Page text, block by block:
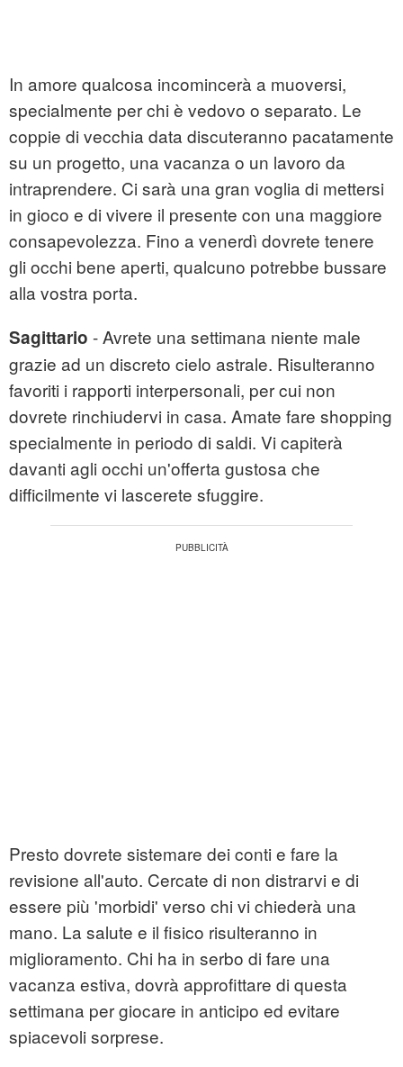
In amore qualcosa incomincerà a muoversi,
specialmente per chi è vedovo o separato. Le
coppie di vecchia data discuteranno pacatamente
su un progetto, una vacanza o un lavoro da
intraprendere. Ci sarà una gran voglia di mettersi
in gioco e di vivere il presente con una maggiore
consapevolezza. Fino a venerdì dovrete tenere
gli occhi bene aperti, qualcuno potrebbe bussare
alla vostra porta.
Sagittario - Avrete una settimana niente male
grazie ad un discreto cielo astrale. Risulteranno
favoriti i rapporti interpersonali, per cui non
dovrete rinchiudervi in casa. Amate fare shopping
specialmente in periodo di saldi. Vi capiterà
davanti agli occhi un'offerta gustosa che
difficilmente vi lascerete sfuggire.
Presto dovrete sistemare dei conti e fare la
revisione all'auto. Cercate di non distrarvi e di
essere più 'morbidi' verso chi vi chiederà una
mano. La salute e il fisico risulteranno in
miglioramento. Chi ha in serbo di fare una
vacanza estiva, dovrà approfittare di questa
settimana per giocare in anticipo ed evitare
spiacevoli sorprese.